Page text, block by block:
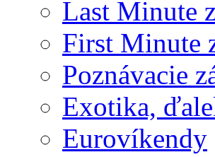
Last Minute
First Minute
Poznávacie
Exotika,
Eurovíkendy